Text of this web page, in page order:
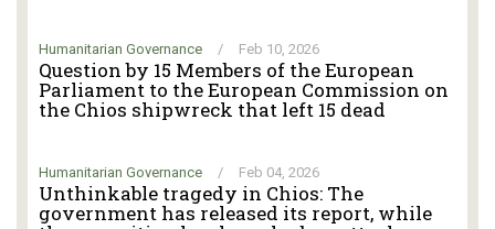
Humanitarian Governance / Feb 10, 2026
Question by 15 Members of the European
Parliament to the European Commission on
the Chios shipwreck that left 15 dead
Humanitarian Governance / Feb 04, 2026
Unthinkable tragedy in Chios: The
government has released its report, while